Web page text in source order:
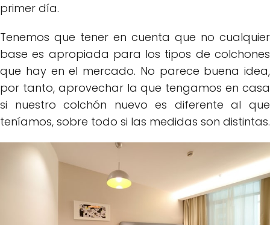
primer día.
Tenemos que tener en cuenta que no cualquier
base es apropiada para los tipos de colchones
que hay en el mercado. No parece buena idea,
por tanto, aprovechar la que tengamos en casa
si nuestro colchón nuevo es diferente al que
teníamos, sobre todo si las medidas son distintas.